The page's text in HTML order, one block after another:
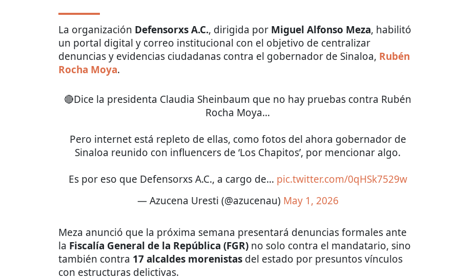
La organización Defensorxs A.C., dirigida por Miguel Alfonso Meza, habilitó
un portal digital y correo institucional con el objetivo de centralizar
denuncias y evidencias ciudadanas contra el gobernador de Sinaloa, Rubén
Rocha Moya.
🔴Dice la presidenta Claudia Sheinbaum que no hay pruebas contra Rubén
Rocha Moya…
Pero internet está repleto de ellas, como fotos del ahora gobernador de
Sinaloa reunido con influencers de ‘Los Chapitos’, por mencionar algo.
Es por eso que Defensorxs A.C., a cargo de… pic.twitter.com/0qHSk7529w
— Azucena Uresti (@azucenau) May 1, 2026
Meza anunció que la próxima semana presentará denuncias formales ante
la Fiscalía General de la República (FGR) no solo contra el mandatario, sino
también contra 17 alcaldes morenistas del estado por presuntos vínculos
con estructuras delictivas.